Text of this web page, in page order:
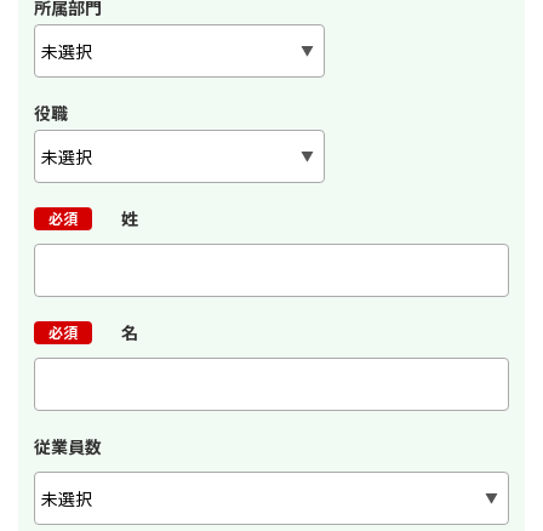
所属部門
役職
必須 姓
必須 名
従業員数